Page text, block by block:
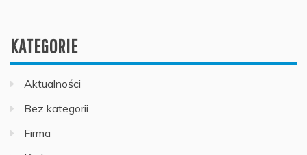
KATEGORIE
Aktualności
Bez kategorii
Firma